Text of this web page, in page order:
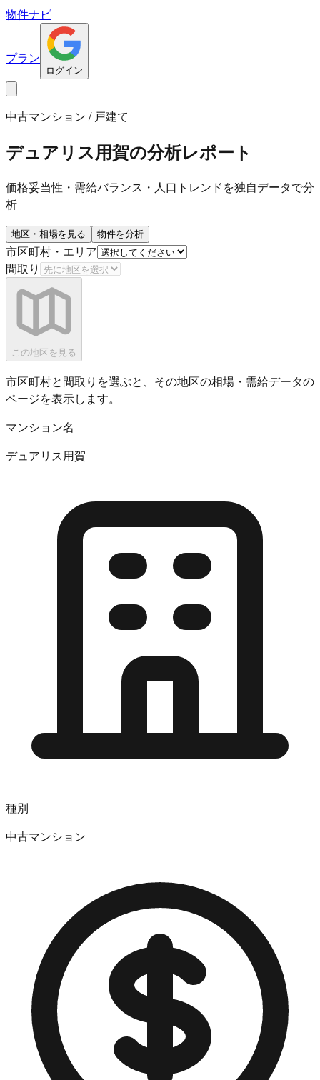
物件ナビ
プラン
ログイン
中古マンション / 戸建て
デュアリス用賀の分析レポート
価格妥当性・需給バランス・人口トレンドを独自データで分
析
地区・相場を見る 物件を分析
市区町村・エリア
間取り
この地区を見る
市区町村と間取りを選ぶと、その地区の相場・需給データの
ページを表示します。
マンション名
デュアリス用賀
種別
中古マンション